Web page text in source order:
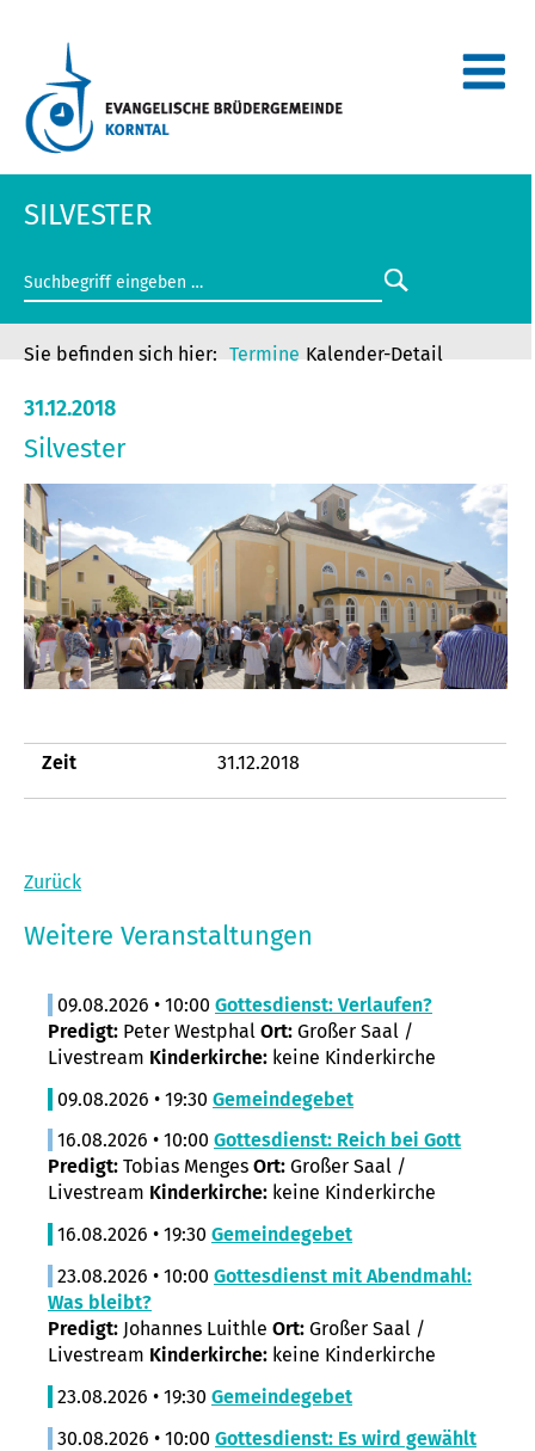
SILVESTER
Termine Kalender-Detail
31.12.2018
Silvester
Zeit 31.12.2018
Zurück
Weitere Veranstaltungen
09.08.2026 • 10:00 Gottesdienst: Verlaufen?
Predigt: Peter Westphal Ort: Großer Saal /
Livestream Kinderkirche: keine Kinderkirche
09.08.2026 • 19:30 Gemeindegebet
16.08.2026 • 10:00 Gottesdienst: Reich bei Gott
Predigt: Tobias Menges Ort: Großer Saal /
Livestream Kinderkirche: keine Kinderkirche
16.08.2026 • 19:30 Gemeindegebet
23.08.2026 • 10:00 Gottesdienst mit Abendmahl:
Was bleibt?
Predigt: Johannes Luithle Ort: Großer Saal /
Livestream Kinderkirche: keine Kinderkirche
23.08.2026 • 19:30 Gemeindegebet
30.08.2026 • 10:00 Gottesdienst: Es wird gewählt